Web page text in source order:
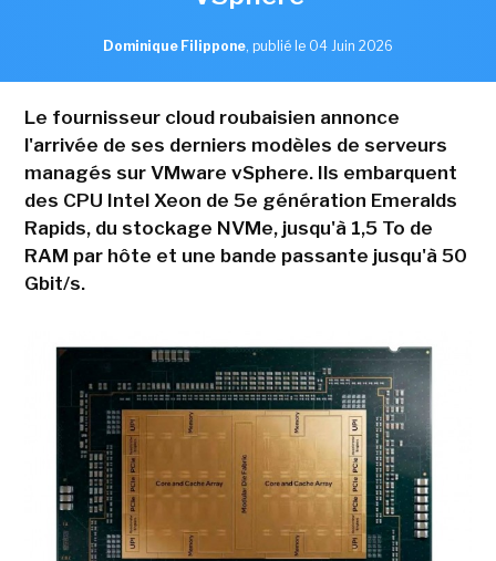
Dominique Filippone, publié le 04 Juin 2026
Le fournisseur cloud roubaisien annonce
l'arrivée de ses derniers modèles de serveurs
managés sur VMware vSphere. Ils embarquent
des CPU Intel Xeon de 5e génération Emeralds
Rapids, du stockage NVMe, jusqu'à 1,5 To de
RAM par hôte et une bande passante jusqu'à 50
Gbit/s.